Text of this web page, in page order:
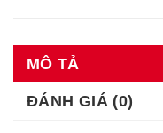
MÔ TẢ
ĐÁNH GIÁ (0)